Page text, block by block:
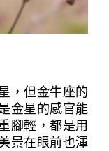
，但金牛座的
金星的感官能
腳輕，都是用
景在眼前也渾